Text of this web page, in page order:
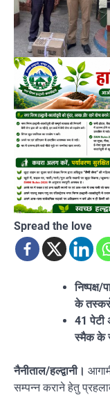
Spread the love
के
41 पेटी
स्मैक के
नैनीताल/हल्द्वानी।
सम्पन्न कराने हेतु